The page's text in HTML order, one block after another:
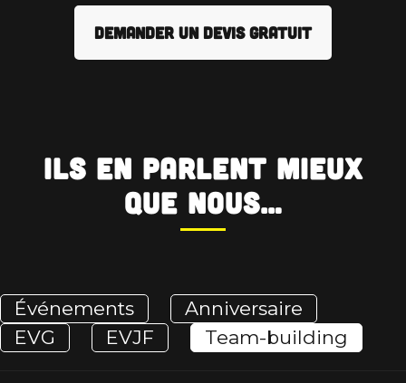
DEMANDER UN DEVIS GRATUIT
Ils en parlent mieux
que nous…
Événements
Anniversaire
EVG
EVJF Team-building